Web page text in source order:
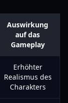
Auswirkung
auf das
Gameplay
Erhöhter
Realismus des
Charakters